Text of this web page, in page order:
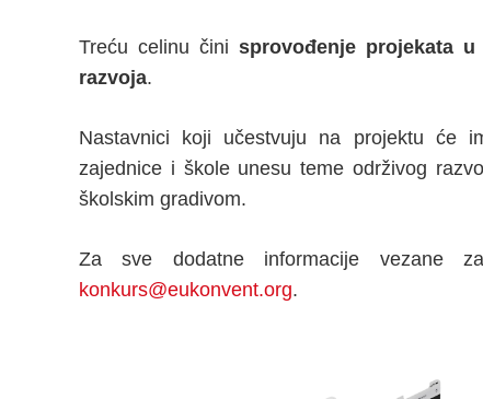
Treću celinu čini sprovođenje projekata
razvoja.
Nastavnici koji učestvuju na projektu će
zajednice i škole unesu teme održivog
školskim gradivom.
Za sve dodatne informacije vezane
konkurs@eukonvent.org.